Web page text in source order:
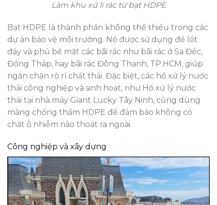
Làm khu xử lí rác từ bạt HDPE
Bạt HDPE là thành phần không thể thiếu trong các
dự án bảo vệ môi trường. Nó được sử dụng để lót
đáy và phủ bề mặt các bãi rác như bãi rác ở Sa Đéc,
Đồng Tháp, hay bãi rác Đông Thạnh, TP.HCM, giúp
ngăn chặn rò rỉ chất thải. Đặc biệt, các hồ xử lý nước
thải công nghiệp và sinh hoạt, như Hồ xử lý nước
thải tại nhà máy Giant Lucky Tây Ninh, cũng dùng
màng chống thấm HDPE để đảm bảo không có
chất ô nhiễm nào thoát ra ngoài.
Công nghiệp và xây dựng